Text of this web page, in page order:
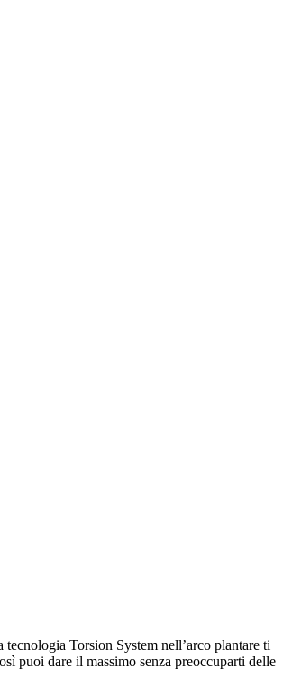
Torsion System nell’arco plantare ti
puoi dare il massimo senza preoccuparti delle